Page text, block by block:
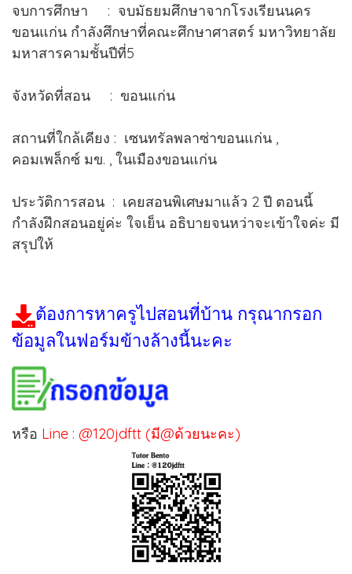
จบการศึกษา : จบมัธยมศึกษาจากโรงเรียนนคร
ขอนแก่น กำลังศึกษาที่คณะศึกษาศาสตร์ มหาวิทยาลัย
มหาสารคามชั้นปีที่5
จังหวัดที่สอน : ขอนแก่น
สถานที่ใกล้เคียง : เซนทรัลพลาซ่าขอนแก่น ,
คอมเพล็กซ์ มข. , ในเมืองขอนแก่น
ประวัติการสอน : เคยสอนพิเศษมาแล้ว 2 ปี ตอนนี้
กำลังฝึกสอนอยู่ค่ะ ใจเย็น อธิบายจนหว่าจะเข้าใจค่ะ มี
สรุปให้
ต้องการหาครูไปสอนที่บ้าน กรุณากรอก
ข้อมูลในฟอร์มข้างล้างนี้นะคะ
หรือ Line : @120jdftt (มี@ด้วยนะคะ)